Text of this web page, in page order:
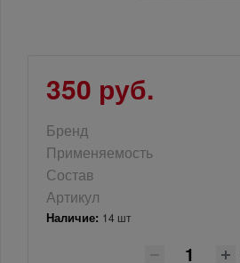
350 руб.
Бренд
Применяемость
Состав
Артикул
Наличие: 14 шт